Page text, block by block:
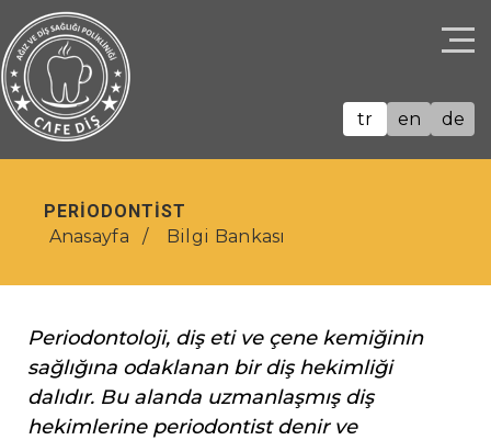
tr en de
PERIODONTIST
Anasayfa
Bilgi Bankası
Periodontoloji, diş eti ve çene kemiğinin
sağlığına odaklanan bir diş hekimliği
dalıdır. Bu alanda uzmanlaşmış diş
hekimlerine periodontist denir ve